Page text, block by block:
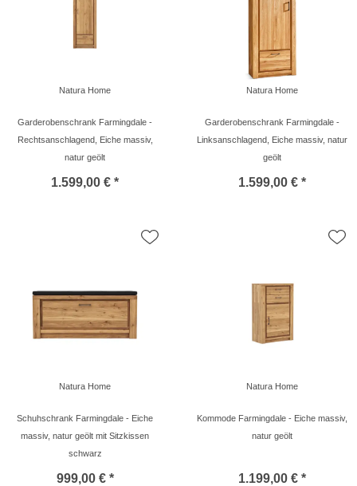
Natura Home
Garderobenschrank Farmingdale -
Rechtsanschlagend, Eiche massiv,
natur geölt
1.599,00 € *
Natura Home
Garderobenschrank Farmingdale -
Linksanschlagend, Eiche massiv, natur
geölt
1.599,00 € *
Natura Home
Schuhschrank Farmingdale - Eiche
massiv, natur geölt mit Sitzkissen
schwarz
999,00 € *
Natura Home
Kommode Farmingdale - Eiche massiv,
natur geölt
1.199,00 € *